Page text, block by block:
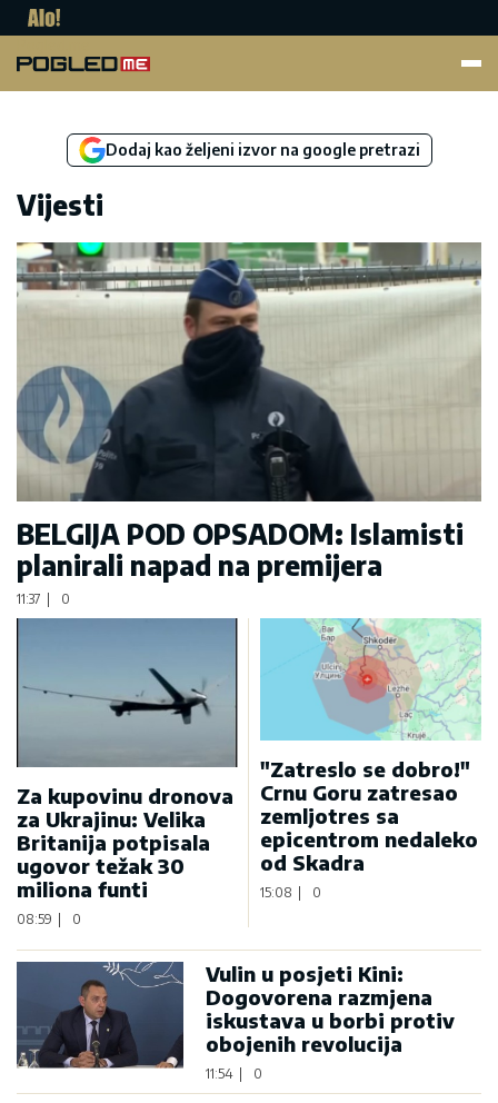
Dodaj kao željeni izvor na google pretrazi
Vijesti
BELGIJA POD OPSADOM: Islamisti
planirali napad na premijera
11:37 0
Za kupovinu dronova
za Ukrajinu: Velika
Britanija potpisala
ugovor težak 30
miliona funti
08:59 0
"Zatreslo se dobro!"
Crnu Goru zatresao
zemljotres sa
epicentrom nedaleko
od Skadra
15:08 | 0
Vulin u posjeti Kini:
Dogovorena razmjena
iskustava u borbi protiv
obojenih revolucija
11:54 0